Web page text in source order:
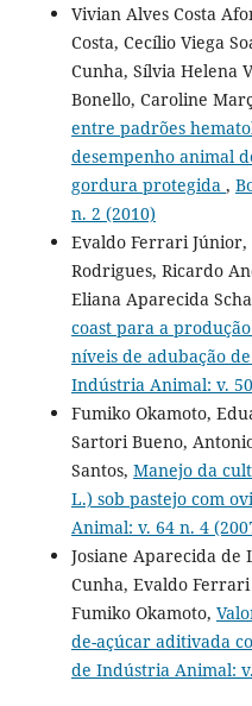
Vivian Alves Costa
Costa, Cecílio Viega
Cunha, Sílvia Helena
Bonello, Caroline
entre padrões
desempenho animal
gordura protegida ,
n. 2 (2010)
Evaldo Ferrari
Rodrigues, Ricardo
Eliana Aparecida
coast para a
níveis de adubação
Indústria Animal: v.
Fumiko Okamoto,
Sartori Bueno,
Santos, Manejo da
L.) sob pastejo com
Animal: v. 64 n. 4
Josiane Aparecida
Cunha, Evaldo
Fumiko Okamoto,
de-açúcar aditivada
de Indústria Animal: